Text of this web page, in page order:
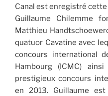
Canal est enregistré
Guillaume Chilemme
Matthieu
quatuor Cavatine avec
concours international
Hambourg (ICMC)
prestigieux concours
en 2013. Guillaume